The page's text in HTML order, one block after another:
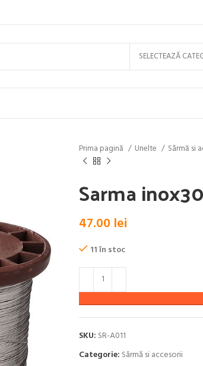
Prima pagină Unelte Sârmă si
Sarma
47.00 lei
11 în stoc
SKU: SR-A011
Categorie: Sârmă si accesorii